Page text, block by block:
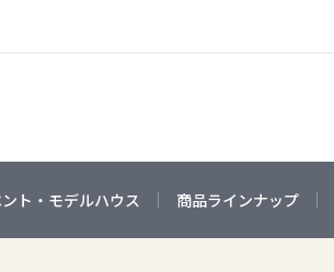
ト・モデルハウス 商品ラインナップ